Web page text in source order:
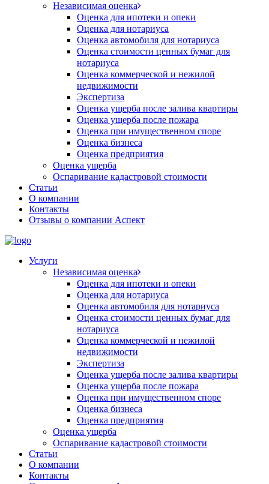
Независимая оценка
Оценка для ипотеки и опеки
Оценка для нотариуса
Оценка автомобиля для нотариуса
Оценка стоимости ценных бумаг для
нотариуса
Оценка коммерческой и нежилой
недвижимости
Экспертиза
Оценка ущерба после залива квартиры
Оценка ущерба после пожара
Оценка при имущественном споре
Оценка бизнеса
Оценка предприятия
Оценка ущерба
Оспаривание кадастровой стоимости
Статьи
О компании
Контакты
Отзывы о компании Аспект
Услуги
Независимая оценка
Оценка для ипотеки и опеки
Оценка для нотариуса
Оценка автомобиля для нотариуса
Оценка стоимости ценных бумаг для
нотариуса
Оценка коммерческой и нежилой
недвижимости
Экспертиза
Оценка ущерба после залива квартиры
Оценка ущерба после пожара
Оценка при имущественном споре
Оценка бизнеса
Оценка предприятия
Оценка ущерба
Оспаривание кадастровой стоимости
Статьи
О компании
Контакты